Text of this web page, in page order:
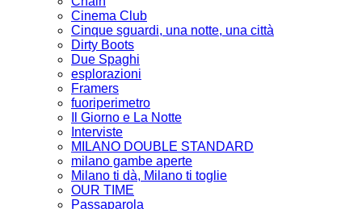
Cinema Club
Cinque sguardi, una notte, una città
Dirty Boots
Due Spaghi
esplorazioni
Framers
fuoriperimetro
Il Giorno e La Notte
Interviste
MILANO DOUBLE STANDARD
milano gambe aperte
Milano ti dà, Milano ti toglie
OUR TIME
Passaparola